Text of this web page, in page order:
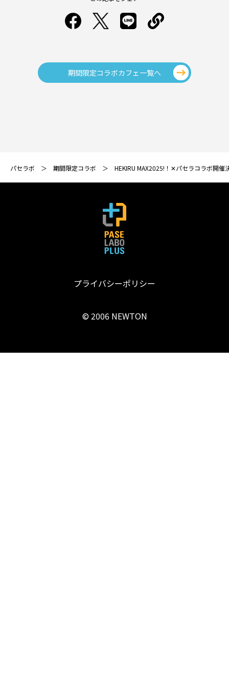
期間限定コラボカフェ一覧へ
パセラボ 期間限定コラボ HEKIRU MAX2025!！✕パセラコラボ開催
プライバシーポリシー
© 2006 NEWTON